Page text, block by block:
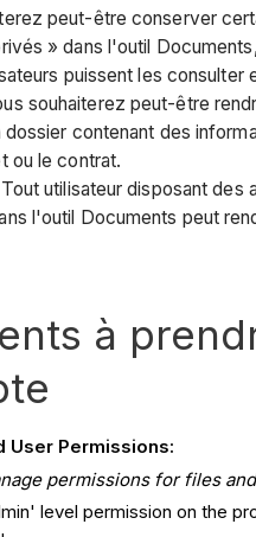
peut-être conserver
» dans l'outil
puissent les consulter
souhaiterez peut-être
dossier contenant des
ou le contrat.
utilisateur disposant des
l'outil Documents peut
à
User Permissions:
permissions for files
level permission on the